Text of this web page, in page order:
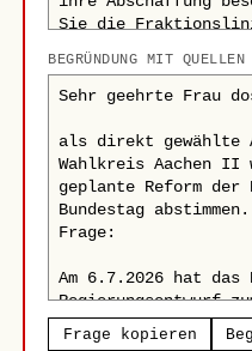
BEGRÜNDUNG MIT
Frage kopieren